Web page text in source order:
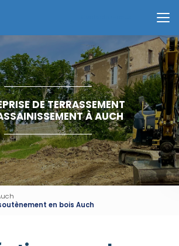
DE TERRASSEMENT
À AUCH
en bois Auch